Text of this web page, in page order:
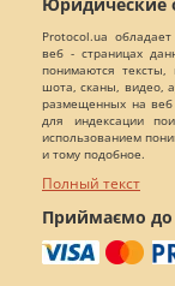
Protocol.ua
веб - страницах
понимаются тексты,
шота, сканы, видео,
размещенных на веб
для индексации
использованием
и тому подобное.
Полный текст
Приймаємо до